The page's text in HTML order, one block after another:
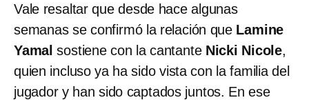
Vale resaltar que desde hace algunas
semanas se confirmó la relación que Lamine
Yamal sostiene con la cantante Nicki Nicole,
quien incluso ya ha sido vista con la familia del
jugador y han sido captados juntos. En ese